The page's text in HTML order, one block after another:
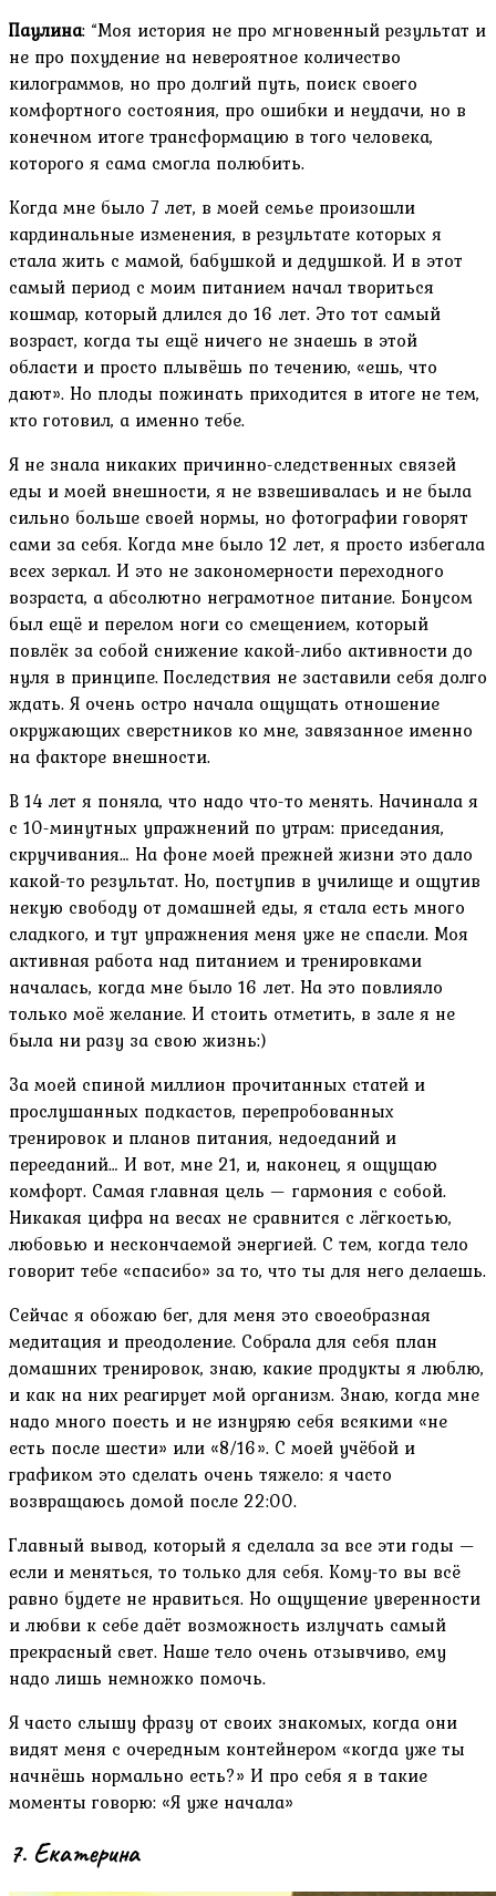
Паулина: “Моя история не про мгновенный результат и
не про похудение на невероятное количество
килограммов, но про долгий путь, поиск своего
комфортного состояния, про ошибки и неудачи, но в
конечном итоге трансформацию в того человека,
которого я сама смогла полюбить.
Когда мне было 7 лет, в моей семье произошли
кардинальные изменения, в результате которых я
стала жить с мамой, бабушкой и дедушкой. И в этот
самый период с моим питанием начал твориться
кошмар, который длился до 16 лет. Это тот самый
возраст, когда ты ещё ничего не знаешь в этой
области и просто плывёшь по течению, «ешь, что
дают». Но плоды пожинать приходится в итоге не тем,
кто готовил, а именно тебе.
Я не знала никаких причинно-следственных связей
еды и моей внешности, я не взвешивалась и не была
сильно больше своей нормы, но фотографии говорят
сами за себя. Когда мне было 12 лет, я просто избегала
всех зеркал. И это не закономерности переходного
возраста, а абсолютно неграмотное питание. Бонусом
был ещё и перелом ноги со смещением, который
повлёк за собой снижение какой-либо активности до
нуля в принципе. Последствия не заставили себя долго
ждать. Я очень остро начала ощущать отношение
окружающих сверстников ко мне, завязанное именно
на факторе внешности.
В 14 лет я поняла, что надо что-то менять. Начинала я
с 10-минутных упражнений по утрам: приседания,
скручивания… На фоне моей прежней жизни это дало
какой-то результат. Но, поступив в училище и ощутив
некую свободу от домашней еды, я стала есть много
сладкого, и тут упражнения меня уже не спасли. Моя
активная работа над питанием и тренировками
началась, когда мне было 16 лет. На это повлияло
только моё желание. И стоить отметить, в зале я не
была ни разу за свою жизнь:)
За моей спиной миллион прочитанных статей и
прослушанных подкастов, перепробованных
тренировок и планов питания, недоеданий и
перееданий… И вот, мне 21, и, наконец, я ощущаю
комфорт. Самая главная цель — гармония с собой.
Никакая цифра на весах не сравнится с лёгкостью,
любовью и нескончаемой энергией. С тем, когда тело
говорит тебе «спасибо» за то, что ты для него делаешь.
Сейчас я обожаю бег, для меня это своеобразная
медитация и преодоление. Собрала для себя план
домашних тренировок, знаю, какие продукты я люблю,
и как на них реагирует мой организм. Знаю, когда мне
надо много поесть и не изнуряю себя всякими «не
есть после шести» или «8/16». С моей учёбой и
графиком это сделать очень тяжело: я часто
возвращаюсь домой после 22:00.
Главный вывод, который я сделала за все эти годы —
если и меняться, то только для себя. Кому-то вы всё
равно будете не нравиться. Но ощущение уверенности
и любви к себе даёт возможность излучать самый
прекрасный свет. Наше тело очень отзывчиво, ему
надо лишь немножко помочь.
Я часто слышу фразу от своих знакомых, когда они
видят меня с очередным контейнером «когда уже ты
начнёшь нормально есть?» И про себя я в такие
моменты говорю: «Я уже начала»
7. Екатерина